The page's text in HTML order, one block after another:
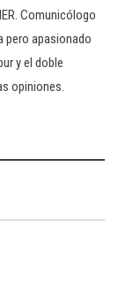
Comunicólogo
pero apasionado
y el doble
opiniones.